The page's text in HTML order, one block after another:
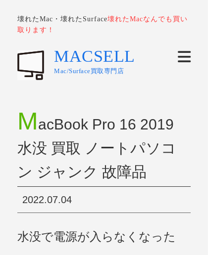
壊れたMac・壊れたSurface壊れたMacなんでも買い
取ります！
MACSELL
Mac/Surface買取専門店
MacBook Pro 16 2019
水没 買取 ノートパソコ
ン ジャンク 故障品
2022.07.04
水没で電源が入らなくなった